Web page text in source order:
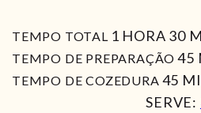
TEMPO TOTAL 1 HORA
HORA 30
TEMPO DE PREPARAÇÃO 45
TEMPO DE COZEDURA 45
SERVE: